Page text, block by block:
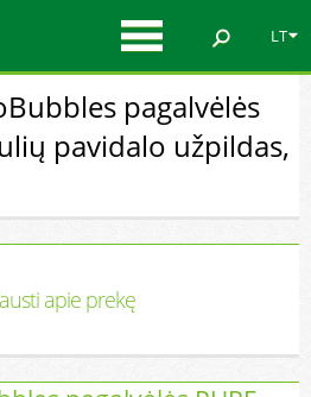
LT
pagalvėlės
pavidalo užpildas,
apie prekę